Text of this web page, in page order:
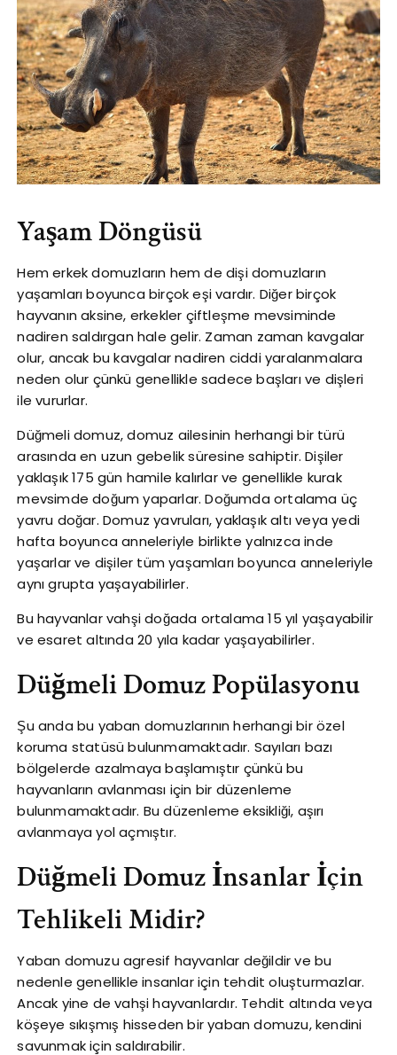
Yaşam Döngüsü
Hem erkek domuzların hem de dişi domuzların
yaşamları boyunca birçok eşi vardır. Diğer birçok
hayvanın aksine, erkekler çiftleşme mevsiminde
nadiren saldırgan hale gelir. Zaman zaman kavgalar
olur, ancak bu kavgalar nadiren ciddi yaralanmalara
neden olur çünkü genellikle sadece başları ve dişleri
ile vururlar.
Düğmeli domuz, domuz ailesinin herhangi bir türü
arasında en uzun gebelik süresine sahiptir. Dişiler
yaklaşık 175 gün hamile kalırlar ve genellikle kurak
mevsimde doğum yaparlar. Doğumda ortalama üç
yavru doğar. Domuz yavruları, yaklaşık altı veya yedi
hafta boyunca anneleriyle birlikte yalnızca inde
yaşarlar ve dişiler tüm yaşamları boyunca anneleriyle
aynı grupta yaşayabilirler.
Bu hayvanlar vahşi doğada ortalama 15 yıl yaşayabilir
ve esaret altında 20 yıla kadar yaşayabilirler.
Düğmeli Domuz Popülasyonu
Şu anda bu yaban domuzlarının herhangi bir özel
koruma statüsü bulunmamaktadır. Sayıları bazı
bölgelerde azalmaya başlamıştır çünkü bu
hayvanların avlanması için bir düzenleme
bulunmamaktadır. Bu düzenleme eksikliği, aşırı
avlanmaya yol açmıştır.
Düğmeli Domuz İnsanlar İçin
Tehlikeli Midir?
Yaban domuzu agresif hayvanlar değildir ve bu
nedenle genellikle insanlar için tehdit oluşturmazlar.
Ancak yine de vahşi hayvanlardır. Tehdit altında veya
köşeye sıkışmış hisseden bir yaban domuzu, kendini
savunmak için saldırabilir.